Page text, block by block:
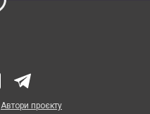
Автори проєкту